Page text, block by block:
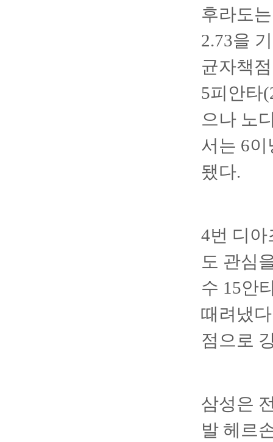
후라도
2.73을
균자책
5피안타
으나 노
서는 6
됐다.
4번 디아
도 관심
수 15안
때려냈
점으로
삼성은
발 헤르